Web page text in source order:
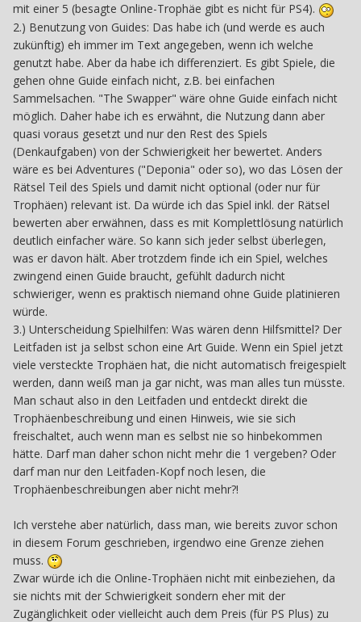
mit einer 5 (besagte Online-Trophäe gibt es nicht für PS4).
2.) Benutzung von Guides: Das habe ich (und werde es auch
zukünftig) eh immer im Text angegeben, wenn ich welche
genutzt habe. Aber da habe ich differenziert. Es gibt Spiele, die
gehen ohne Guide einfach nicht, z.B. bei einfachen
Sammelsachen. "The Swapper" wäre ohne Guide einfach nicht
möglich. Daher habe ich es erwähnt, die Nutzung dann aber
quasi voraus gesetzt und nur den Rest des Spiels
(Denkaufgaben) von der Schwierigkeit her bewertet. Anders
wäre es bei Adventures ("Deponia" oder so), wo das Lösen der
Rätsel Teil des Spiels und damit nicht optional (oder nur für
Trophäen) relevant ist. Da würde ich das Spiel inkl. der Rätsel
bewerten aber erwähnen, dass es mit Komplettlösung natürlich
deutlich einfacher wäre. So kann sich jeder selbst überlegen,
was er davon hält. Aber trotzdem finde ich ein Spiel, welches
zwingend einen Guide braucht, gefühlt dadurch nicht
schwieriger, wenn es praktisch niemand ohne Guide platinieren
würde.
3.) Unterscheidung Spielhilfen: Was wären denn Hilfsmittel? Der
Leitfaden ist ja selbst schon eine Art Guide. Wenn ein Spiel jetzt
viele versteckte Trophäen hat, die nicht automatisch freigespielt
werden, dann weiß man ja gar nicht, was man alles tun müsste.
Man schaut also in den Leitfaden und entdeckt direkt die
Trophäenbeschreibung und einen Hinweis, wie sie sich
freischaltet, auch wenn man es selbst nie so hinbekommen
hätte. Darf man daher schon nicht mehr die 1 vergeben? Oder
darf man nur den Leitfaden-Kopf noch lesen, die
Trophäenbeschreibungen aber nicht mehr?!
Ich verstehe aber natürlich, dass man, wie bereits zuvor schon
in diesem Forum geschrieben, irgendwo eine Grenze ziehen
muss.
Zwar würde ich die Online-Trophäen nicht mit einbeziehen, da
sie nichts mit der Schwierigkeit sondern eher mit der
Zugänglichkeit oder vielleicht auch dem Preis (für PS Plus) zu